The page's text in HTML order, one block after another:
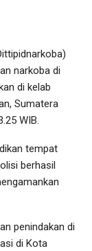
narkoba di
di kelab
Sumatera
WIB.
tempat
berhasil
penindakan di
di Kota